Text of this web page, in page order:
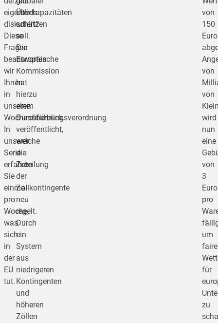
eigentlich
diskutiert?
Diese
Fragen
beantworten
wir
Ihnen
in
unserem
Wochenüberblick.
In
unserer
Serie
erfahren
Sie
einmal
pro
Woche,
was
sich
in
der
EU
tut.
Überkapazitäten
schützen
soll.
Die
Europäische
Kommission
hat
hierzu
eine
Durchführungsverordnung
veröffentlicht,
welche
die
Zuteilung
der
Zollkontingente
neu
regelt.
Durch
ein
System
aus
niedrigeren
Kontingenten
und
höheren
Zöllen
von
150
Euro
von
von
wird
nun
eine
von
3
Euro
pro
um
faire
für
zu